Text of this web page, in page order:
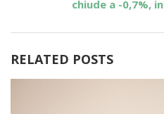
chiude a -0,7%,
RELATED POSTS